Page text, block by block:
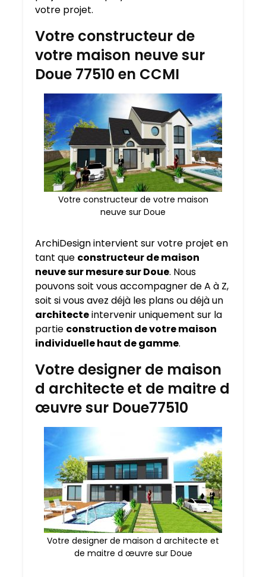
votre projet.
Votre constructeur de
votre maison neuve sur
Doue 77510 en CCMI
Votre constructeur de votre maison
neuve sur Doue
ArchiDesign intervient sur votre projet en
tant que constructeur de maison
neuve sur mesure surDoue. Nous
pouvons soit vous accompagner de A à Z,
soit si vous avez déjà les plans ou déjà un
architecteintervenir uniquement sur la
partie construction de votre maison
individuelle haut de gamme.
Votre designer de maison
d architecte et de maitre d
œuvre sur Doue77510
Votre designer de maison d architecte et
de maitre d œuvre sur Doue